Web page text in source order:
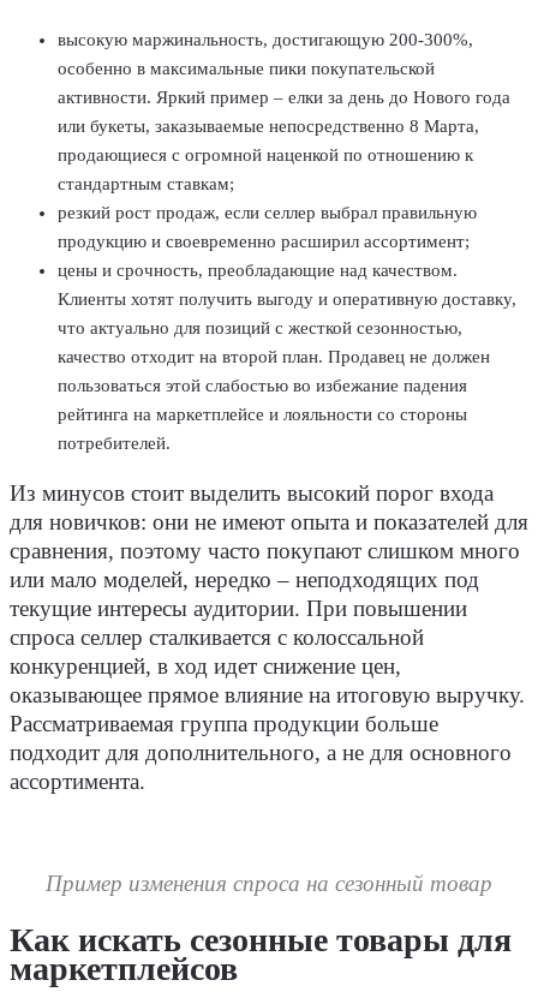
высокую маржинальность, достигающую 200-300%,
особенно в максимальные пики покупательской
активности. Яркий пример – елки за день до Нового года
или букеты, заказываемые непосредственно 8 Марта,
продающиеся с огромной наценкой по отношению к
стандартным ставкам;
резкий рост продаж, если селлер выбрал правильную
продукцию и своевременно расширил ассортимент;
цены и срочность, преобладающие над качеством.
Клиенты хотят получить выгоду и оперативную доставку,
что актуально для позиций с жесткой сезонностью,
качество отходит на второй план. Продавец не должен
пользоваться этой слабостью во избежание падения
рейтинга на маркетплейсе и лояльности со стороны
потребителей.
Из минусов стоит выделить высокий порог входа
для новичков: они не имеют опыта и показателей для
сравнения, поэтому часто покупают слишком много
или мало моделей, нередко – неподходящих под
текущие интересы аудитории. При повышении
спроса селлер сталкивается с колоссальной
конкуренцией, в ход идет снижение цен,
оказывающее прямое влияние на итоговую выручку.
Рассматриваемая группа продукции больше
подходит для дополнительного, а не для основного
ассортимента.
Пример изменения спроса на сезонный товар
Как искать сезонные товары для
маркетплейсов